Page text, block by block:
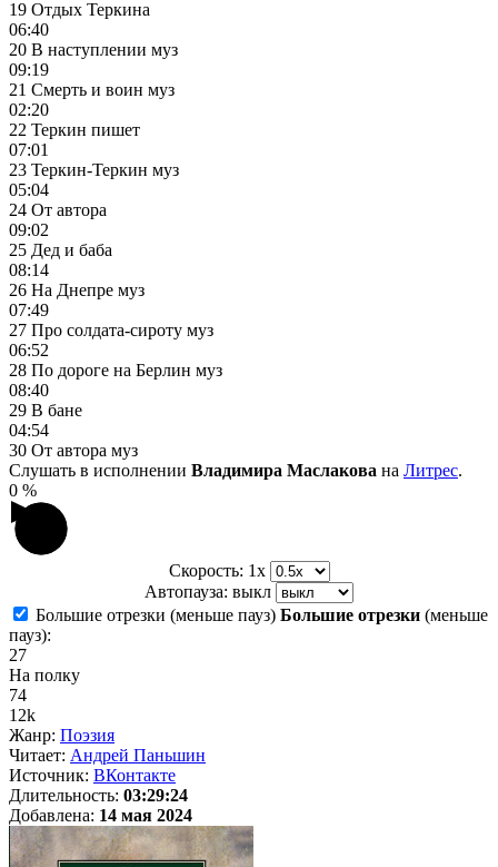
19 Отдых Теркина
06:40
20 В наступлении муз
09:19
21 Смерть и воин муз
02:20
22 Теркин пишет
07:01
23 Теркин-Теркин муз
05:04
24 От автора
09:02
25 Дед и баба
08:14
26 На Днепре муз
07:49
27 Про солдата-сироту муз
06:52
28 По дороге на Берлин муз
08:40
29 В бане
04:54
30 От автора муз
Слушать в исполнении Владимира Маслакова на Литрес.
0 %
Скорость: 1x
Автопауза: выкл
Большие отрезки (меньше пауз) Большие отрезки (меньше
пауз):
27
На полку
74
12k
Жанр: Поэзия
Читает: Андрей Паньшин
Источник: ВКонтакте
Длительность: 03:29:24
Добавлена: 14 мая 2024